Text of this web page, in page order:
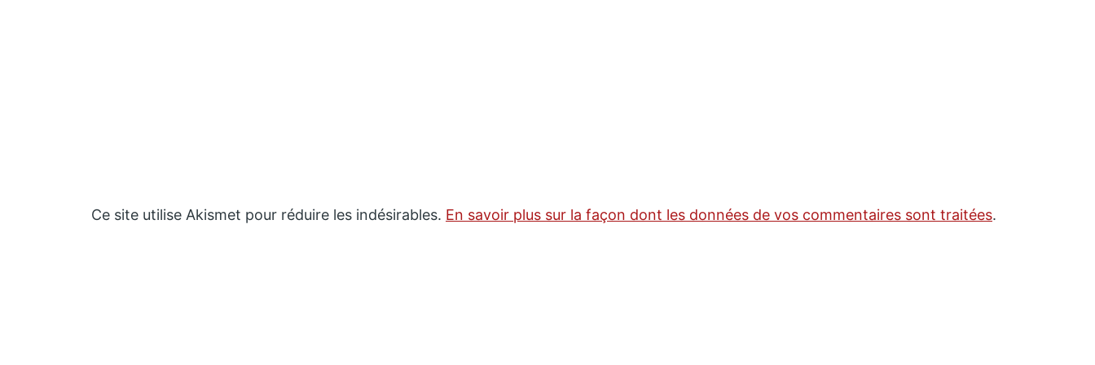
Ce site utilise Akismet pour réduire les indésirables. En savoir plus sur la façon dont les données de vos commentaires sont traitées.